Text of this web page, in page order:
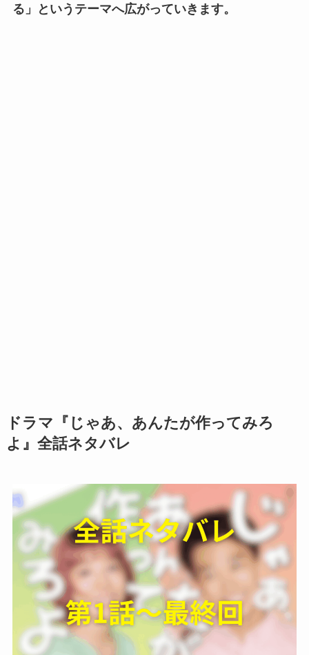
る」というテーマへ広がっていきます。
ドラマ『じゃあ、あんたが作ってみろ
よ』全話ネタバレ